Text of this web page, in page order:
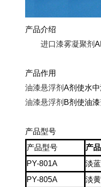
产品介绍
进口漆雾凝聚剂
产品作用
油漆悬浮剂 A剂使水中
油漆悬浮剂 B剂使油漆
产品型号
产品型号
产
PY-801A
淡
PY-805A
淡